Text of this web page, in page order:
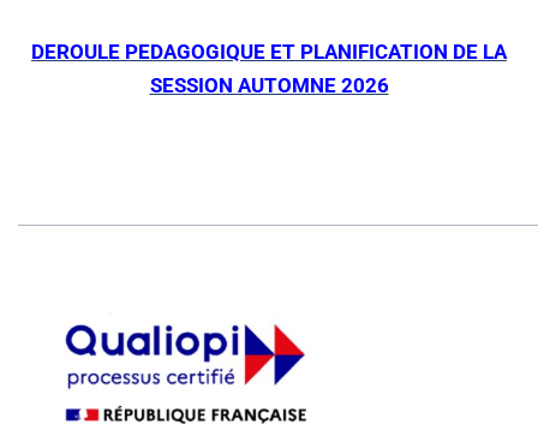
DEROULE PEDAGOGIQUE ET PLANIFICATION DE LA
SESSION AUTOMNE 2026